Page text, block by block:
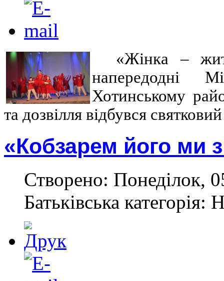
«Жінка –
напередодні
Хотинському
та дозвілля відбувся
«Кобзарем його ми
Створено: Понеділок,
Батьківська категорія: